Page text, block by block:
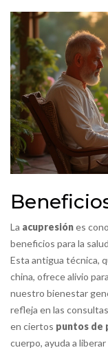
La acupresiónes
beneficios para la
Esta antigua técnica,
china, ofrece alivio
nuestro bienestar
refleja en las
en ciertos puntos de
cuerpo, ayuda a